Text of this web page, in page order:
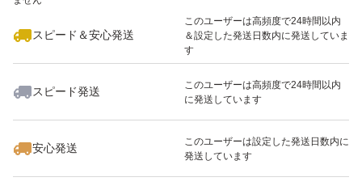
スピード＆安心発送
このユーザーは高頻度で24時間以内
＆設定した発送日数内に発送していま
す
スピード発送
このユーザーは高頻度で24時間以内
に発送しています
安心発送
このユーザーは設定した発送日数内に
発送しています
いいね！
5,850